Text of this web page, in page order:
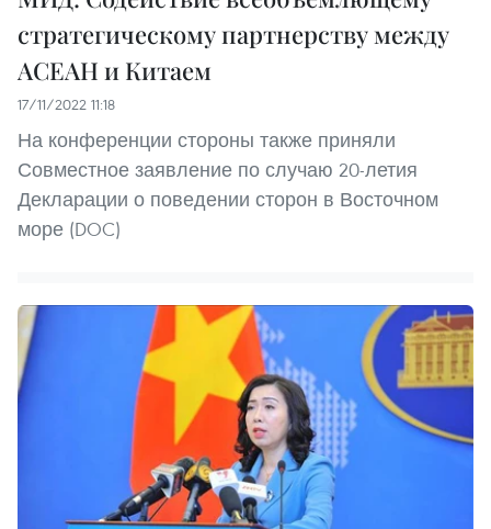
стратегическому партнерству между
АСЕАН и Китаем
17/11/2022 11:18
На конференции стороны также приняли
Совместное заявление по случаю 20-летия
Декларации о поведении сторон в Восточном
море (DOC)